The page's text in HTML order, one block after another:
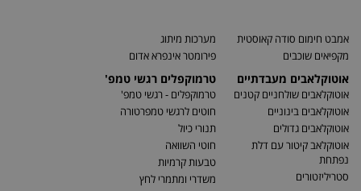
אמבט חימום סודה קאוסטית
מקפיאים שוכבים
אוטוקלאבים מעבדתיים
אוטוקלאבים שולחניים קטנים
אוטוקלאבים בינוניים
אוטוקלאבים גדולים
אוטוקלאב קיטור עם דלת
נפתחת
סטריליזטורים
מערכות מיתוג
פירומטר אינפרא אדום
טרמוקפלים רגשי טמפ'
טרמוקפלים - רגשי טמפ'
חוטים לרגשי טמפרטורה
תנורי כיול
חוטי השוואה
טבעות קרמיות
משדרי ומתמרי לחץ